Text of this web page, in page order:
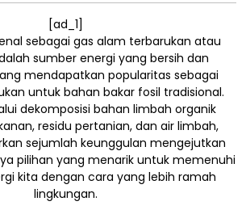
[ad_1]
sebagai gas alam terbarukan atau
sumber energi yang bersih dan
mendapatkan popularitas sebagai
untuk bahan bakar fosil tradisional.
dekomposisi bahan limbah organik
residu pertanian, dan air limbah,
sejumlah keunggulan mengejutkan
pilihan yang menarik untuk memenuhi
kita dengan cara yang lebih ramah
lingkungan.